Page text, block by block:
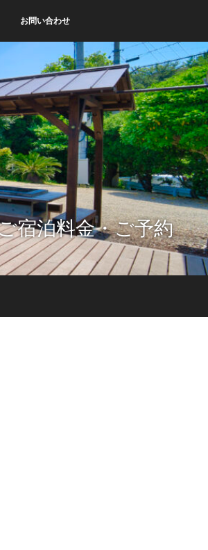
お問い合わせ
宿泊料金・ご予約